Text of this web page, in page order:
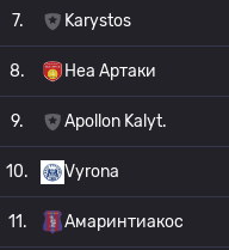
7. Karystos
8. Неа Артаки
9. Apollon Kalyt.
10. Vyrona
11. Амаринтиакос